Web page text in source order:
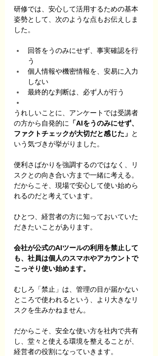
研修では、安心して活用するための基本
姿勢として、次のような点もお伝えしま
した。
回答をうのみにせず、事実確認を行
う
個人情報や機密情報を、安易に入力
しない
最終的な判断は、必ず人が行う
うれしいことに、アンケートでは受講者
の方から自発的に
「AIをうのみにせず、
ファクトチェックが大切だと感じた」 と
いう気づきが挙がりました。
便利さばかりを強調するのではなく、リ
スクとの向き合い方まで一緒に考える。
だからこそ、現場で安心して使い始めら
れるのだと考えています。
ひとつ、経営者の方に知っておいていた
だきたいことがあります。
会社が公式のAIツールの利用を禁止して
も、社員は個人のスマホやアカウントで
こっそり使い始めます。
むしろ「禁止」は、管理の目が届かない
ところで使われるという、より大きなリ
スクを生みかねません。
だからこそ、安全な使い方を社内で共有
し、堂々と使える環境を整えることが、
経営者の役割になっていきます。